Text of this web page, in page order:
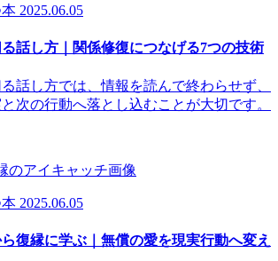
2025.06.05
話し方｜関係修復につなげる7つの技術
話し方では、情報を読んで終わらせず、
次の行動へ落とし込むことが大切です。
2025.06.05
復縁に学ぶ｜無償の愛を現実行動へ変え